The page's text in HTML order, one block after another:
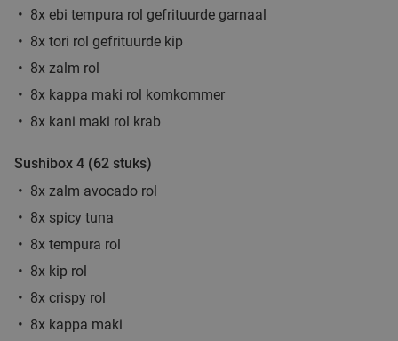
8x ebi tempura rol gefrituurde garnaal
8x tori rol gefrituurde kip
8x zalm rol
8x kappa maki rol komkommer
8x kani maki rol krab
Sushibox 4 (62 stuks)
8x zalm avocado rol
8x spicy tuna
8x tempura rol
8x kip rol
8x crispy rol
8x kappa maki